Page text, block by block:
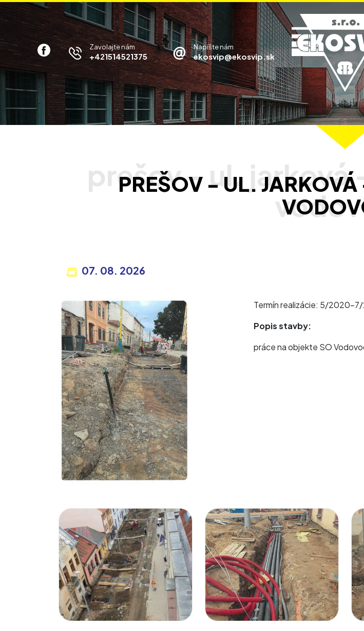
Zavolajte nám
+421514521375
Napíšte nám
ekosvip@ekosvip.sk
PREŠOV - UL.
07. 08. 2026
Termín realizácie: 5/2020-
Popis stavby:
práce na objekte SO